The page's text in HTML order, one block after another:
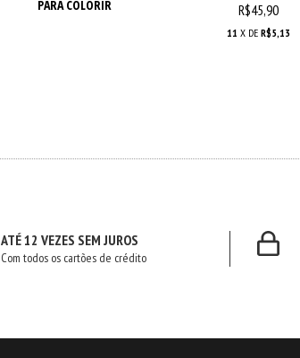
PARA COLORIR
R$45,90
11 X DER$5,13
ATÉ 12 VEZES SEM JUROS
Com todos os cartões de crédito